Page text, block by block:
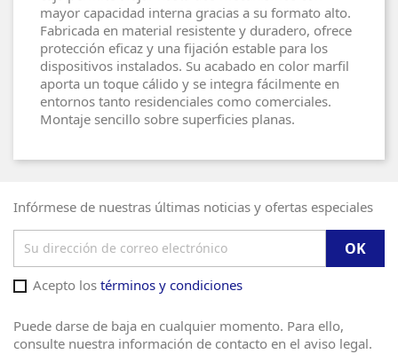
mayor capacidad interna gracias a su formato alto.
Fabricada en material resistente y duradero, ofrece
protección eficaz y una fijación estable para los
dispositivos instalados. Su acabado en color marfil
aporta un toque cálido y se integra fácilmente en
entornos tanto residenciales como comerciales.
Montaje sencillo sobre superficies planas.
Infórmese de nuestras últimas noticias y ofertas especiales
Acepto los términos y condiciones
Puede darse de baja en cualquier momento. Para ello,
consulte nuestra información de contacto en el aviso legal.